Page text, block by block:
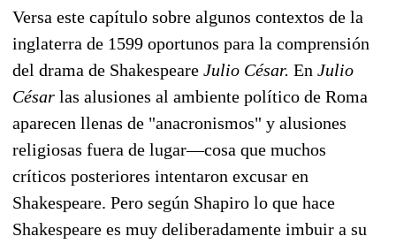
Versa este capítulo sobre algunos contextos de la
inglaterra de 1599 oportunos para la comprensión
del drama de Shakespeare Julio César. En Julio
César las alusiones al ambiente político de Roma
aparecen llenas de "anacronismos" y alusiones
religiosas fuera de lugar—cosa que muchos
críticos posteriores intentaron excusar en
Shakespeare. Pero según Shapiro lo que hace
Shakespeare es muy deliberadamente imbuir a su